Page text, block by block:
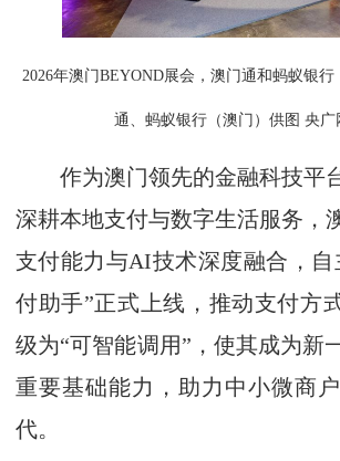
2026年澳门BEYOND展会，澳门通和蚂蚁银
通、蚂蚁银行（澳门）供图 央广
作为澳门领先的金融科技平
深耕本地支付与数字生活服务，
支付能力与AI技术深度融合，自
付助手”正式上线，推动支付方
级为“可智能调用”，使其成为新
重要基础能力，助力中小微商
代。